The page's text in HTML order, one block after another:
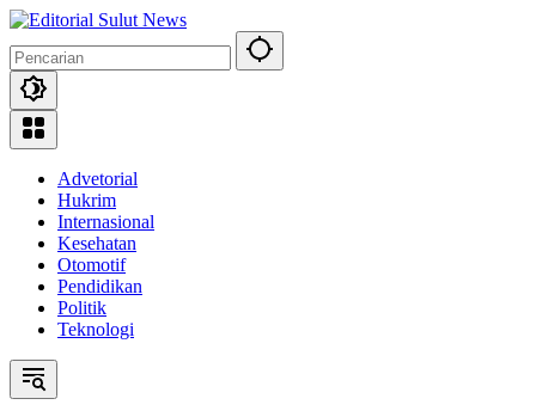
Langsung
konten
Advetorial
Hukrim
Internasional
Kesehatan
Otomotif
Pendidikan
Politik
Teknologi